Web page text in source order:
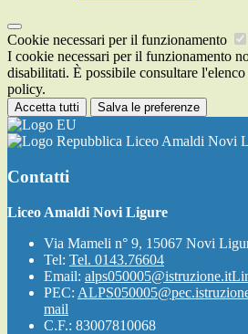
Cookie necessari per il funzionamento
I cookie necessari per il funzionamento
disabilitati. È possibile consultare
policy.
Accetta tutti Salva le preferenze
Liceo Amaldi Novi
Contatti
Liceo Amaldi Novi Ligure
Via Mameli n° 9, 15067 Novi
Tel: Tel. 0143.76604
Email: alps050005@istruzione.it
PEC:
mail
C.F.: 83007810068